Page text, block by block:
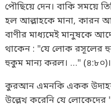
পৌছিয়ে দেন। বাকি সময়ে
হল আল্লাহকে মানা, কারন
বাণীর মাধ্যমেই মানুষকে
থাকেন : "যে লোক রসূলের
হুকুম মান্য করল। …" (৪:৮০)।
কুরআন এমনকি একক
উল্লেখ করেনি যে লোকেদের